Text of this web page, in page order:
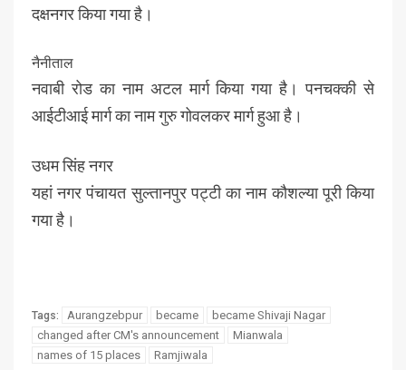
दक्षनगर किया गया है।
नैनीताल
नवाबी रोड का नाम अटल मार्ग किया गया है। पनचक्की से
आईटीआई मार्ग का नाम गुरु गोवलकर मार्ग हुआ है।
उधम सिंह नगर
यहां नगर पंचायत सुल्तानपुर पट्टी का नाम कौशल्या पूरी किया
गया है।
Tags: Aurangzebpur became
became Shivaji Nagar
changed after CM's announcement
Mianwala
names of 15 places
Ramjiwala